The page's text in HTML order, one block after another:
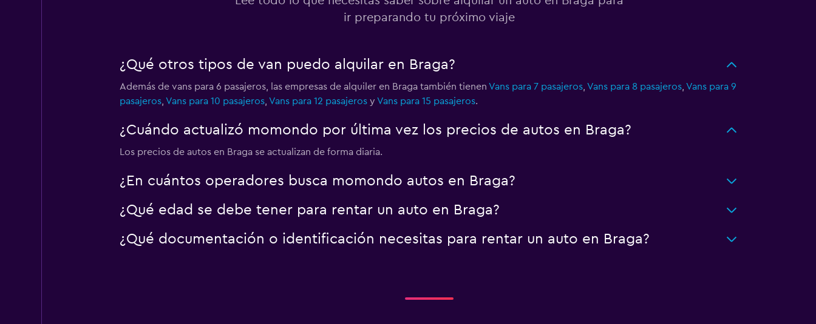
1 punto de alquiler
Ver precios
ir preparando tu próximo viaje
¿Qué otros tipos de van puedo alquilar en Braga?
Además de vans para 6 pasajeros, las empresas de alquiler en Braga también tienen Vans para 7 pasajeros, Vans para 8 pasajeros, Vans para 9
pasajeros, Vans para 10 pasajeros, Vans para 12 pasajerosy Vans para 15 pasajeros.
¿Cuándo actualizó momondo por última vez los precios de autos en Braga?
Los precios de autos en Braga se actualizan de forma diaria.
¿En cuántos operadores busca momondo autos en Braga?
¿Qué edad se debe tener para rentar un auto en Braga?
¿Qué documentación o identificación necesitas para rentar un auto en Braga?